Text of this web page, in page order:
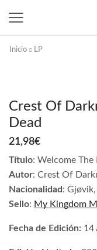
Inicio LP
Crest Of
Dead
21,98€
Título: Welcome The
Autor: Crest Of
Nacionalidad:
Sello: My Kingdom
Fecha de Edición: 14